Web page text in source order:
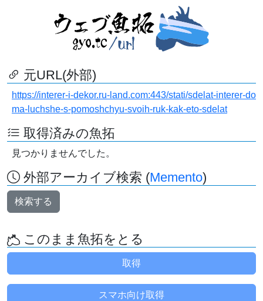
元URL(外部)
https://interer-i-dekor.ru-land.com:443/stati/sdelat-interer-do
ma-luchshe-s-pomoshchyu-svoih-ruk-kak-eto-sdelat
取得済みの魚拓
見つかりませんでした。
外部アーカイブ検索 (Memento)
検索する
このまま魚拓をとる